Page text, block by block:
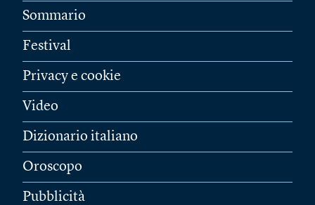
Sommario
Festival
Privacy e cookie
Video
Dizionario italiano
Oroscopo
Pubblicità